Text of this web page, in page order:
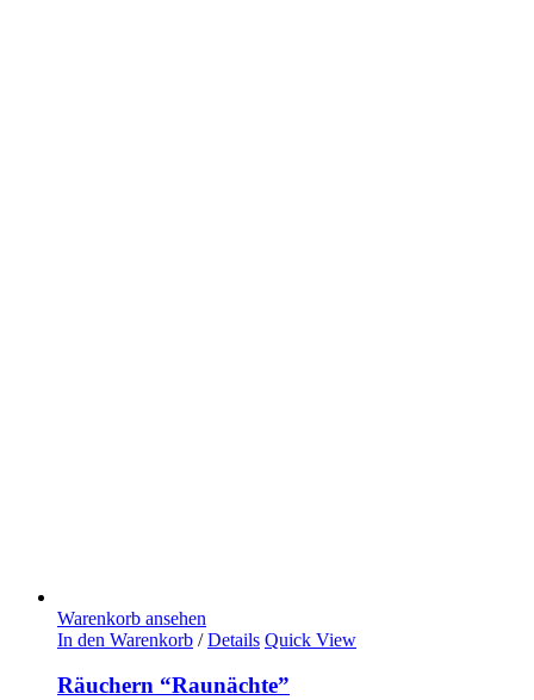
Warenkorb ansehen
In den Warenkorb / Details Quick View
Räuchern “Raunächte”